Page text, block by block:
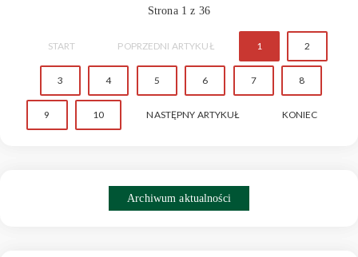
Strona 1 z 36
START POPRZEDNI ARTYKUŁ 1 2
3 4 5 6 7 8
9 10 NASTĘPNY ARTYKUŁ KONIEC
Archiwum aktualności